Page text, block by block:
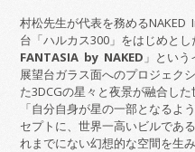
村松先生が代表を務めるNAKED
台「ハルカス300」をはじめと
FANTASIA by NAKED 」という
展望台ガラス面へのプロジェク
た3DCGの星々と夜景が融合した
「自分自身が星の一部となるよ
セプトに、世界一高いビルであ
れまでにない幻想的な空間を生